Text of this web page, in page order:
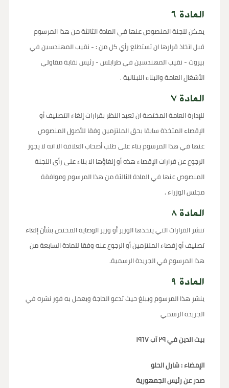
المادة ٦
يمكن للجنة المنصوص عنها في المادة الثالثة من هذا المرسوم
قبل اتخاذ قرارها ان تستطلع رأي كل من : - نقيب المهندسين في
بيروت - نقيب المهندسين في طرابلس - رئيس نقابة مقاولي
الأشغال العامة والبناء اللبنانية .
المادة ٧
للإدارة العامة المختصة ان تعيد النظر بقرارات إلغاء التصنيف أو
الإقصاء المتخذة سابقا بحق الملتزمين وفقا للأصول المنصوص
عنها في هذا المرسوم بناء على طلب أصحاب العلاقة الا انه لا يجوز
الرجوع عن قرارات الإقصاء هذه أو إلغاؤها الا بناء على رأي اللجنة
المنصوص عنها في المادة الثالثة من هذا المرسوم وموافقة
مجلس الوزراء .
المادة ٨
تنشر القرارات التي يتخذها الوزير أو وزير الوصاية المختص بشأن إلغاء
تصنيف أو إقصاء الملتزمين أو الرجوع عنه وفقا للمادة السابعة من
هذا المرسوم في الجريدة الرسمية.
المادة ٩
ينشر هذا المرسوم ويبلغ حيث تدعو الحاجة ويعمل به فور نشره في
الجريدة الرسمي
بيت الدين في ٢٩ آب ١٩٦٧
الإمضاء : شارل الحلو
صدر عن رئيس الجمهورية